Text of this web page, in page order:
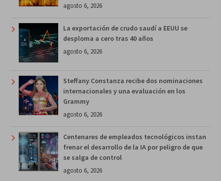
agosto 6, 2026
La exportación de crudo saudí a EEUU se
desploma a cero tras 40 años
agosto 6, 2026
Steffany Constanza recibe dos nominaciones
internacionales y una evaluación en los
Grammy
agosto 6, 2026
Centenares de empleados tecnológicos instan
frenar el desarrollo de la IA por peligro de que
se salga de control
agosto 6, 2026